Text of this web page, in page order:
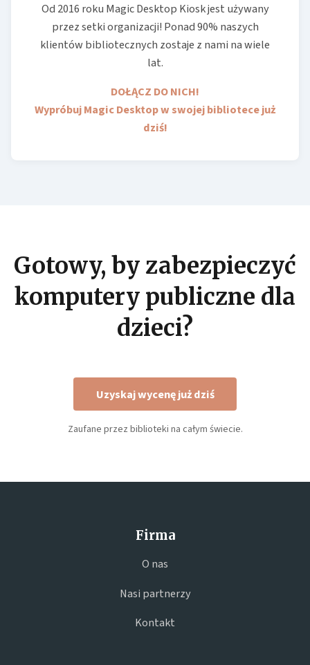
Od 2016 roku Magic Desktop Kiosk jest używany
przez setki organizacji! Ponad 90% naszych
klientów bibliotecznych zostaje z nami na wiele
lat.
DOŁĄCZ DO NICH!
Wypróbuj Magic Desktop w swojej bibliotece już
dziś!
Gotowy, by zabezpieczyć
komputery publiczne dla
dzieci?
Uzyskaj wycenę już dziś
Zaufane przez biblioteki na całym świecie.
Firma
O nas
Nasi partnerzy
Kontakt